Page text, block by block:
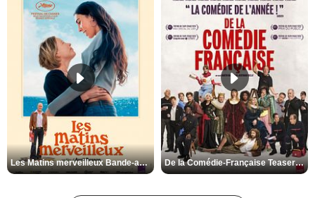
Les Matins merveilleux Bande-annonce VF De la Comédie-Française Teaser VF